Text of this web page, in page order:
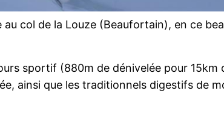
col de la Louze (Beaufortain), en ce
sportif (880m de dénivelée pour 15km
ainsi que les traditionnels digestifs de